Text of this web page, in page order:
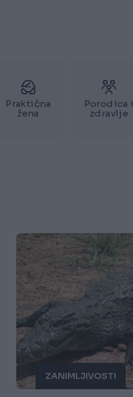
Praktična
žena
Porodica i
zdravlje
ZANIMLJIVOSTI